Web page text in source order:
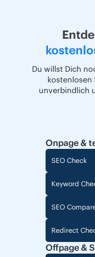
Du willst Dich
kostenlosen
unverbindlich
Onpage &
SEO Check
Keyword
SEO
Redirect
Offpage &